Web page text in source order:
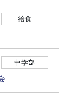
給食
中学部